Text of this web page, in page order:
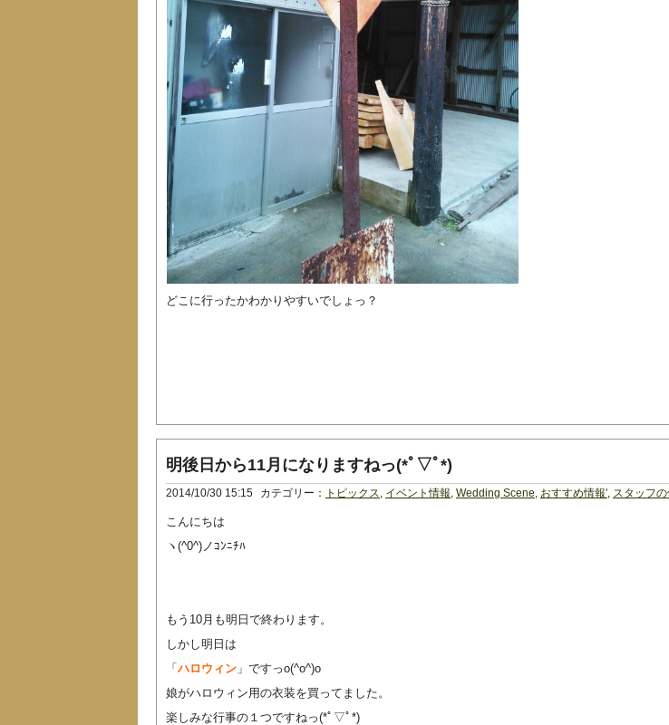
どこに行ったかわかりやすいでしょっ？
明後日から11月になりますねっ(*ﾟ▽ﾟ*)
2014/10/30 15:15 カテゴリー： トピックス イベント情報 Wedding Scene おすすめ情報' スタッフの
こんにちは
ヽ(^0^)ノｺﾝﾆﾁﾊ
もう10月も明日で終わります。
しかし明日は
「 ハロウィン 」ですっo(^o^)o
娘がハロウィン用の衣装を買ってました。
楽しみな行事の１つですねっ(*ﾟ▽ﾟ*)